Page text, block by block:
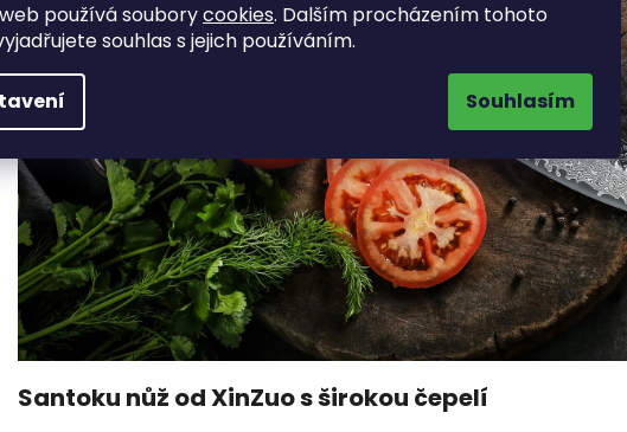
používá souborycookies. Dalším procházením tohoto
souhlas s jejich používáním.
Souhlasím
Santoku nůž od XinZuo s širokou čepelí